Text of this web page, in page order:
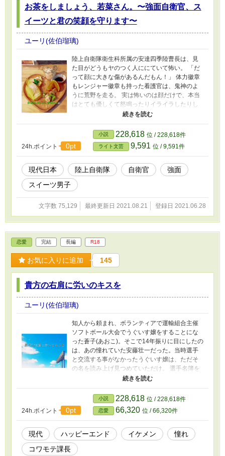
お茶をしましょう、若菜さん。〜強面自衛官、ス
イーツと君の笑顔を守ります〜
ユーリ(佐伯瑠璃)
陸上自衛隊衛生科所属の安達四季陸曹長は、見
た目がどうもヤのつく人ににていて怖い。 「だ
って顔に大きな傷があるんだもん！」 体力徽章
もレンジャー徽章も持った看護官は、鬼神のよ
うに荒野を走る。 実は怖いのは顔だけで、本当
はとても優しくて怒鳴ったりイライラしたりし
ない自衛官。 寺の住職になった方が良いので
部下からも慕われ頼りにされている。 スイーツ
大好き、奥さん大好きな安達陸曹長の若かりし
日々を振り返るお話です。 ※フィクションで
す。 ※カクヨム、小説家になろうにも公開して
います。
24h.ポイント 0pt
小説 228,618 位 / 228,618件
ライト文芸 9,591 位 / 9,591件
現代日本 陸上自衛隊 自衛官
強面
スイーツ男子
文字数 75,129 最終更新日 2021.08.21 登録日 2021.06.28
恋愛 完結 長編 R18
お気に入りに追加 145
貴方の右肩に労いのキスを
ユーリ(佐伯瑠璃)
知人から頼まれ、ボランティアで運輸組合主催
ソフトボール大会でうぐいす嬢をすることにな
った蒼子(あおこ)。そこで14年振りに目にしたの
は、あの憧れていた安藤壮一だった。当時選手
と交流する事がなかったうぐいす嬢は、ただそ
の名を読み上げ見つめていただけ。 選手名簿を
審判に手渡す彼の背中はあの頃と何も変わって
いなかった。 「どうして野球をやめたの？」何
かが欠けた日常にあの日の熱い思いがよみがえ
る。 全力で愛してみせます！の安藤主任の物語
です。主任から課長に昇進しました！ ロジステ
ィクスシリーズ第2弾 ※R18に事前予告はありま
せん。 ※ムーンライトノベルズでも公開
24h.ポイント 0pt
小説 228,618 位 / 228,618件
恋愛 66,320 位 / 66,320件
現代 ハッピーエンド イケメン
憧れ
コワモテ課長